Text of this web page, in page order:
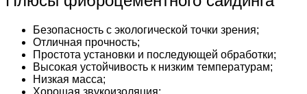
Безопасность с экологической точки зрения;
Отличная прочность;
Простота установки и последующей обработки;
Высокая устойчивость к низким температурам;
Низкая масса;
Хорошая звукоизоляция;